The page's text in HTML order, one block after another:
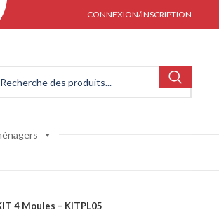
CONNEXION/INSCRIPTION
4 Moules – KITPL05